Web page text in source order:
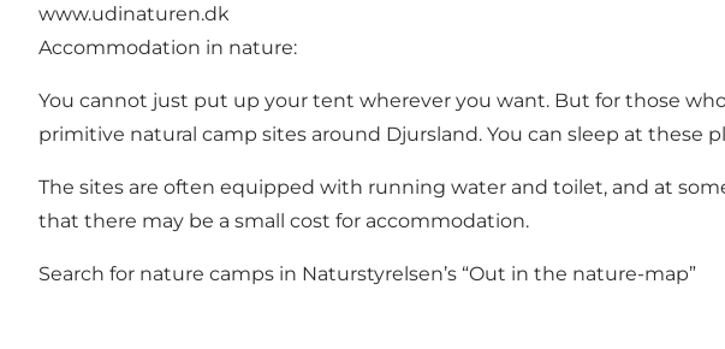
www.udinaturen.dk
Accommodation in nature:
You cannot just put up your tent wherever you want. But for those
primitive natural camp sites around Djursland. You can sleep at these
The sites are often equipped with running water and toilet, and at
that there may be a small cost for accommodation.
Search for nature camps in Naturstyrelsen’s “Out in the nature-map”